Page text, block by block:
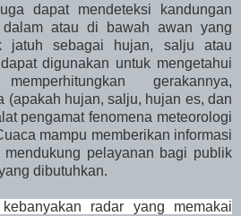
dapat mendeteksi kandungan
atau di bawah awan yang
jatuh sebagai hujan, salju atau
digunakan untuk mengetahui
gerakannya,
(apakah hujan, salju, hujan es, dan
pengamat fenomena meteorologi
mampu memberikan informasi
pelayanan bagi publik
dibutuhkan.
radar yang memakai